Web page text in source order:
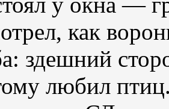
как
здешний
любил